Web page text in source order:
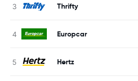
Thrifty
Europcar
Hertz